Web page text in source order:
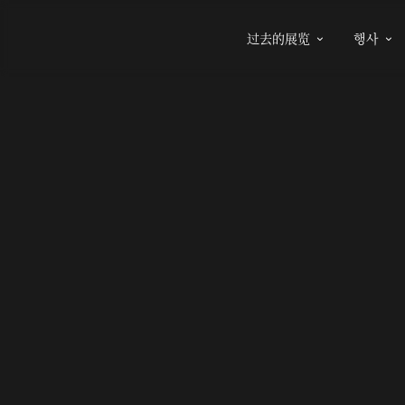
过去的展览  행사 